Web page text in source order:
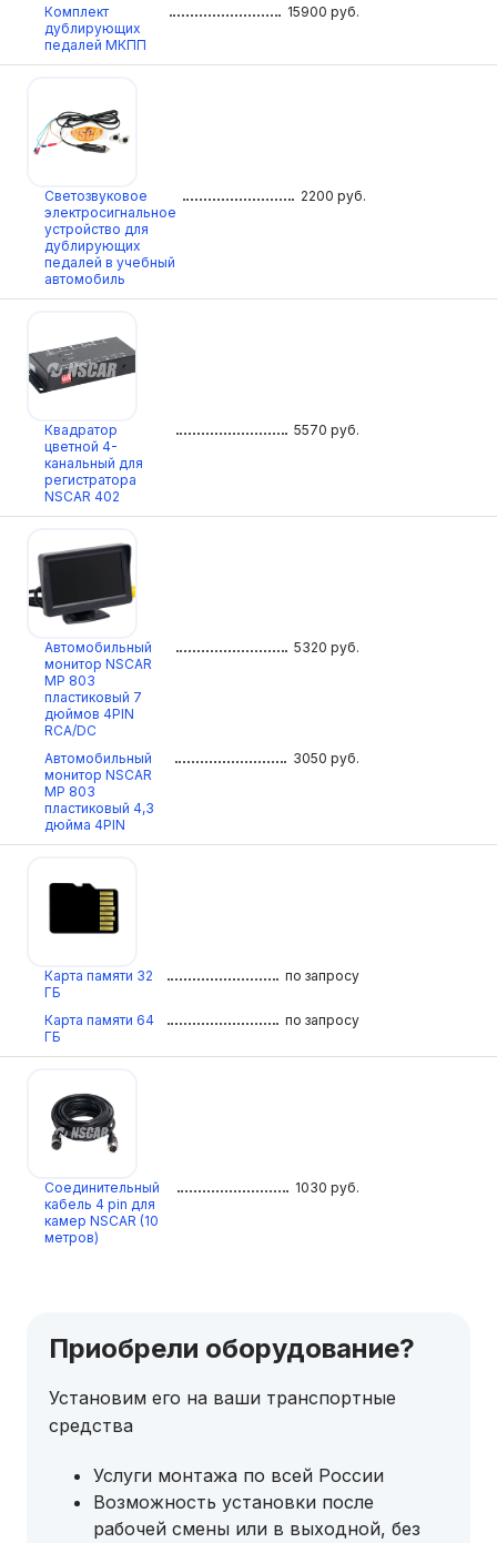
Комплект
дублирующих
педалей МКПП
15900 руб.
Светозвуковое
электросигнальное
устройство для
дублирующих
педалей в учебный
автомобиль
2200 руб.
Квадратор
цветной 4-
канальный для
регистратора
NSCAR 402
5570 руб.
Автомобильный
монитор NSCAR
МР 803
пластиковый 7
дюймов 4PIN
RCA/DC
5320 руб.
Автомобильный
монитор NSCAR
МР 803
пластиковый 4,3
дюйма 4PIN
3050 руб.
Карта памяти 32
ГБ
по запросу
Карта памяти 64
ГБ
по запросу
Соединительный
кабель 4 pin для
камер NSCAR (10
метров)
1030 руб.
Приобрели оборудование?
Установим его на ваши транспортные
средства
Услуги монтажа по всей России
Возможность установки после
рабочей смены или в выходной, без